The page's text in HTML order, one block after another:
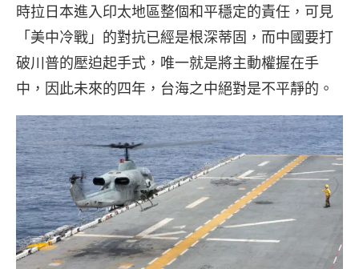
時拉日本進入印太地區整個和平穩定的責任，可見
「美中冷戰」的對抗已經是根深蒂固，而中國要打
破川普的壓迫起手式，唯一就是將主動權握在手
中，因此未來的四年，台海之中絕對是不平靜的。